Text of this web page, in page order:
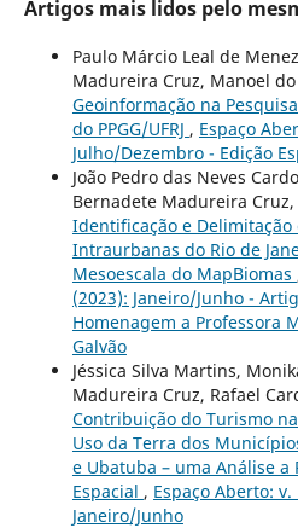
Artigos mais lidos pelo
Paulo Márcio Leal de
Madureira Cruz, Manoel
Geoinformação na
do PPGG/UFRJ , Espaço
Julho/Dezembro - Edição
João Pedro das Neves
Bernadete Madureira Cruz,
Identificação e Delimitação
Intraurbanas do Rio de
Mesoescala do MapBiomas
(2023): Janeiro/Junho -
Homenagem a Professora
Galvão
Jéssica Silva Martins,
Madureira Cruz, Rafael
Contribuição do Turismo
Uso da Terra dos
e Ubatuba – uma Análise
Espacial , Espaço Aberto:
Janeiro/Junho